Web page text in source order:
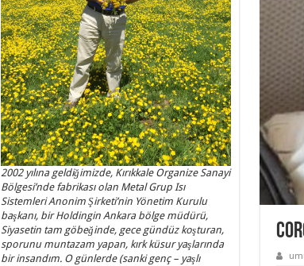
2002 yılına geldiğimizde, Kırıkkale Organize Sanayi
Bölgesi’nde fabrikası olan Metal Grup Isı
Sistemleri Anonim Şirketi’nin Yönetim Kurulu
başkanı, bir Holdingin Ankara bölge müdürü,
Siyasetin tam göbeğinde, gece gündüz koşturan,
sporunu muntazam yapan, kırk küsur yaşlarında
bir insandım. O günlerde (sanki genç – yaşlı